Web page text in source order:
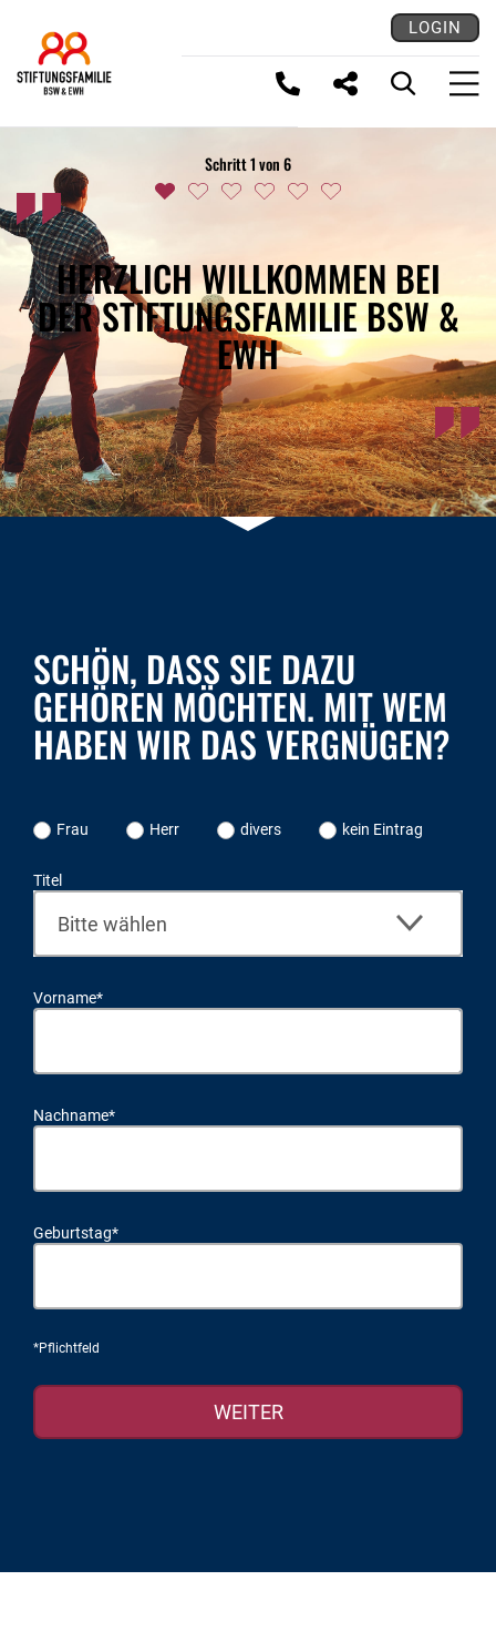
LOGIN
LINK KOPIEREN
Schritt 1 von 6
HERZLICH WILLKOMMEN BEI
DER STIFTUNGSFAMILIE BSW &
EWH
SCHÖN, DASS SIE DAZU
GEHÖREN MÖCHTEN. MIT WEM
HABEN WIR DAS VERGNÜGEN?
Frau Herr divers kein Eintrag
Titel
Vorname*
Nachname*
Geburtstag*
*Pflichtfeld
WEITER